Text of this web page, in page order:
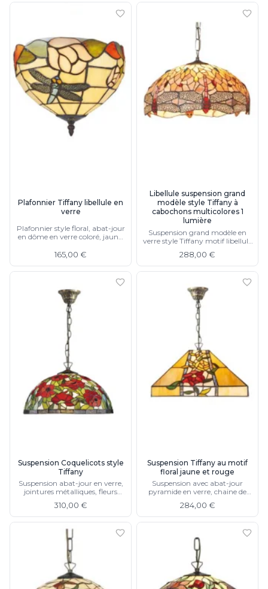
Plafonnier Tiffany libellule en
verre
Plafonnier style floral, abat-jour
en dôme en verre coloré, jaune,
165,00 €
Libellule suspension grand
modèle style Tiffany à
cabochons multicolores 1
lumière
Suspension grand modèle en
verre style Tiffany motif libellule
lumière
288,00 €
Suspension Coquelicots style
Tiffany
Suspension abat-jour en verre,
jointures métalliques, fleurs
cône de plafond en métal moulé
310,00 €
Suspension Tiffany au motif
floral jaune et rouge
Suspension avec abat-jour
pyramide en verre, chaine de
moulée
284,00 €